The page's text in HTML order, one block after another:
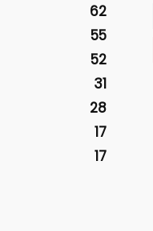
62
55
52
31
28
17
17